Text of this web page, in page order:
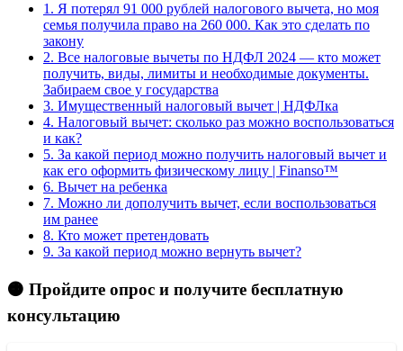
1. Я потерял 91 000 рублей налогового вычета, но моя
семья получила право на 260 000. Как это сделать по
закону
2. Все налоговые вычеты по НДФЛ 2024 — кто может
получить, виды, лимиты и необходимые документы.
Забираем свое у государства
3. Имущественный налоговый вычет | НДФЛка
4. Налоговый вычет: сколько раз можно воспользоваться
и как?
5. За какой период можно получить налоговый вычет и
как его оформить физическому лицу | Finanso™
6. Вычет на ребенка
7. Можно ли дополучить вычет, если воспользоваться
им ранее
8. Кто может претендовать
9. За какой период можно вернуть вычет?
🟠 Пройдите опрос и получите бесплатную
консультацию